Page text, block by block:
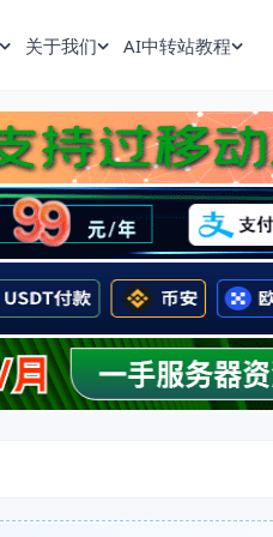
关于我们 AI中转站教程